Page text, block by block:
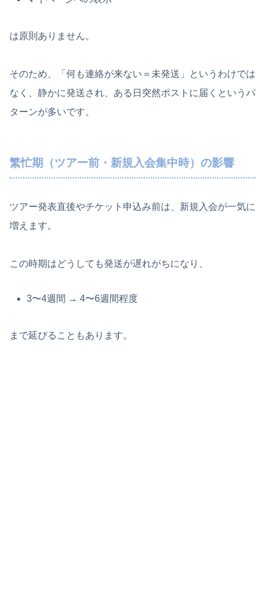
は原則ありません。
そのため、「何も連絡が来ない＝未発送」というわけでは
なく、静かに発送され、ある日突然ポストに届くというパ
ターンが多いです。
繁忙期（ツアー前・新規入会集中時）の影響
ツアー発表直後やチケット申込み前は、新規入会が一気に
増えます。
この時期はどうしても発送が遅れがちになり、
3〜4週間 → 4〜6週間程度
まで延びることもあります。